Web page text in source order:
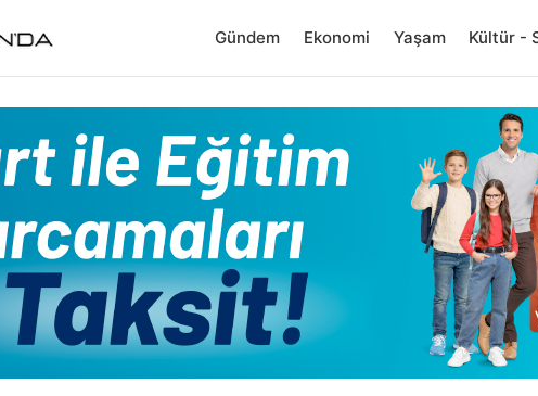
Gündem Ekonomi Yaşam Kültür -